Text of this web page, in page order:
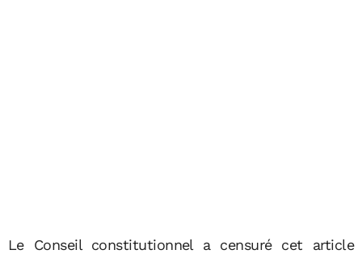
Le Conseil constitutionnel a censuré cet article